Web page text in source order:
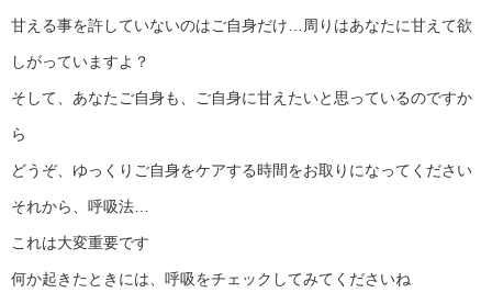
甘える事を許していないのはご自身だけ…周りはあなたに甘えて欲
しがっていますよ？
そして、あなたご自身も、ご自身に甘えたいと思っているのですか
ら
どうぞ、ゆっくりご自身をケアする時間をお取りになってください
それから、呼吸法…
これは大変重要です
何か起きたときには、呼吸をチェックしてみてくださいね